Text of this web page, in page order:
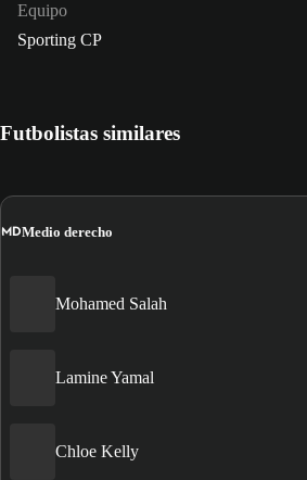
Equipo
Sporting CP
Futbolistas similares
MDMedio derecho
Mohamed Salah
Lamine Yamal
Chloe Kelly